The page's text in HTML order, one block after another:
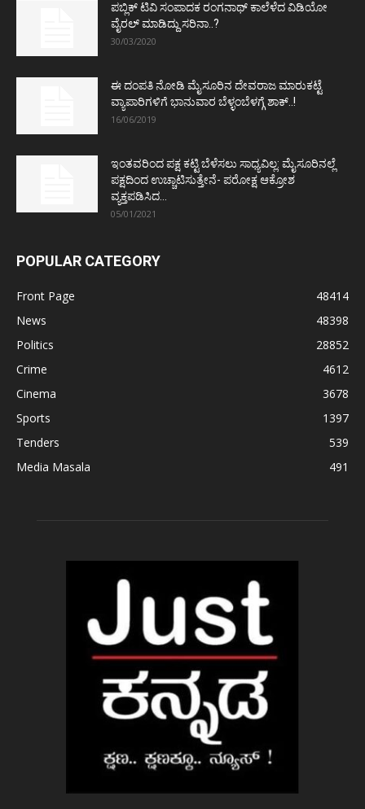
ಪಬ್ಲಿಕ್ ಟಿವಿ ಸಂಪಾದಕ ರಂಗನಾಥ್ ಕಾಲೆಳೆದ ವಿಡಿಯೋ
ವೈರಲ್ ಮಾಡಿದ್ದು ಸರಿನಾ..?
30/03/2020
ಈ ದಂಪತಿ ನೋಡಿ ಮೈಸೂರಿನ ದೇವರಾಜ ಮಾರುಕಟ್ಟೆ
ವ್ಯಾಪಾರಿಗಳಿಗೆ ಭಾನುವಾರ ಬೆಳ್ಳಂಬೆಳಗ್ಗೆ ಶಾಕ್..!
16/06/2019
ಇಂತವರಿಂದ ಪಕ್ಷ ಕಟ್ಟಿ ಬೆಳೆಸಲು ಸಾಧ್ಯವಿಲ್ಲ: ಮೈಸೂರಿನಲ್ಲೆ
ಪಕ್ಷದಿಂದ ಉಚ್ಚಾಟಿಸುತ್ತೇನೆ- ಪರೋಕ್ಷ ಆಕ್ರೋಶ
ವ್ಯಕ್ತಪಡಿಸಿದ...
05/01/2021
POPULAR CATEGORY
Front Page
48414
News
48398
Politics
28852
Crime
4612
Cinema
3678
Sports
1397
Tenders
539
Media Masala
491